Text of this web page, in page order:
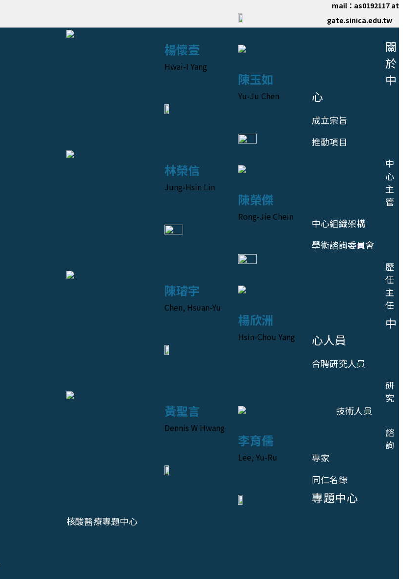
楊懷壹
Hwai-I Yang
陳玉如
Yu-Ju Chen
林榮信
Jung-Hsin Lin
陳榮傑
Rong-Jie Chein
陳璿宇
Chen, Hsuan-Yu
楊欣洲
Hsin-Chou Yang
黃聖言
Dennis W Hwang
李育儒
Lee, Yu-Ru
mail：as0192117 at
gate.sinica.edu.tw
關
於
中
心
成立宗旨
推動項目
中
心
主
管
中心組織架構
學術諮詢委員會
歷
任
主
任
中
心人員
合聘研究人員
研
究
技術人員
諮
詢
專家
同仁名錄
專題中心
核酸醫療專題中心